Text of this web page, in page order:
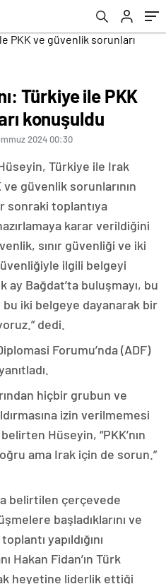
Türkiye ile PKK
konuşuldu
2024 00:30
Türkiye ile Irak
ve güvenlik sorunlarının
sonraki toplantıya
karar verildiğini
sınır güvenliği ve iki
ilgili belgeyi
ay Bağdat’ta buluşmayı, bu
iki belgeye dayanarak bir
dedi.
Forumu’nda (ADF)
hiçbir grubun ve
izin verilmemesi
Hüseyin, “PKK’nın
ama Irak için de sorun.”
belirtilen çerçevede
başladıklarını ve
yapıldığını
Hakan Fidan’ın Türk
heyetine liderlik ettiği